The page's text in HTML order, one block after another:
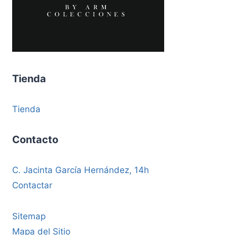
Tienda
Tienda
Contacto
C. Jacinta García Hernández, 14h
Contactar
Sitemap
Mapa del Sitio